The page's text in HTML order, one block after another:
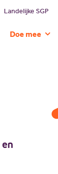
Landelijke SGP
Doe mee
Vacatures